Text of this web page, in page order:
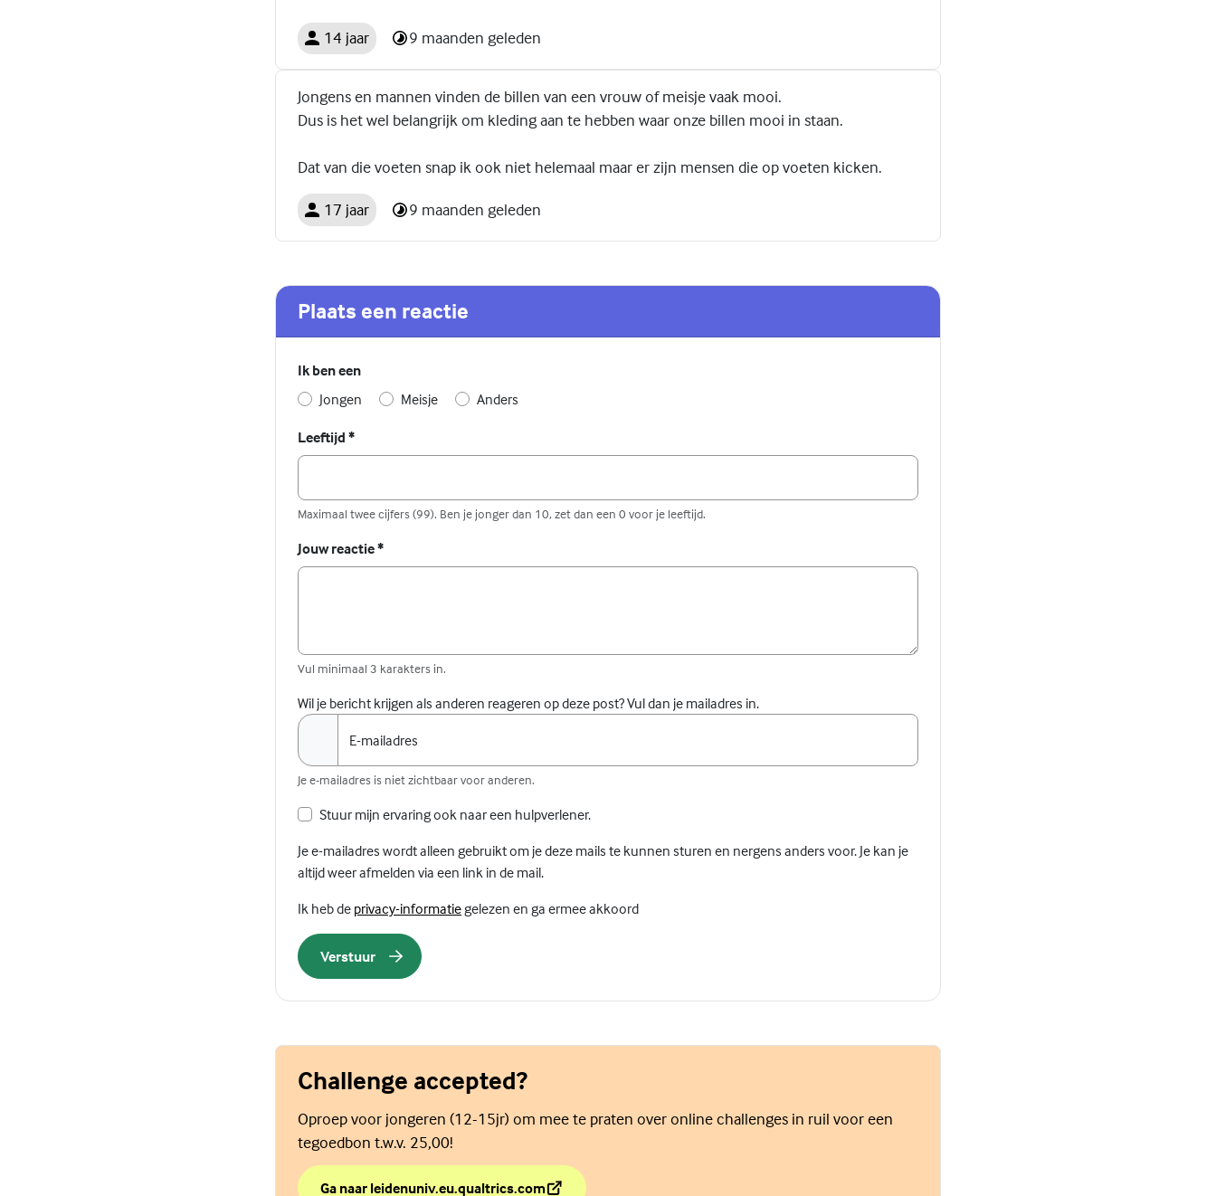
14 jaar 9 maanden geleden
Jongens en mannen vinden de billen van een vrouw of meisje vaak mooi.
Dus is het wel belangrijk om kleding aan te hebben waar onze billen mooi in staan.
Dat van die voeten snap ik ook niet helemaal maar er zijn mensen die op voeten kicken.
17 jaar 9 maanden geleden
Plaats een reactie
Ik ben een
Jongen
Meisje Anders
Leeftijd *
Maximaal twee cijfers (99). Ben je jonger dan 10, zet dan een 0 voor je leeftijd.
Jouw reactie*
Vul minimaal 3 karakters in.
Wil je bericht krijgen als anderen reageren op deze post? Vul dan je mailadres in.
E-mailadres
Je e-mailadres is niet zichtbaar voor anderen.
Stuur mijn ervaring ook naar een hulpverlener.
Je e-mailadres wordt alleen gebruikt om je deze mails te kunnen sturen en nergens anders voor. Je kan je
altijd weer afmelden via een link in de mail.
Ik heb de privacy-informatie(Externe link)
gelezen en ga ermee akkoord
Verstuur
Challenge accepted?
Oproep voor jongeren (12-15jr) om mee te praten over online challenges in ruil voor een
tegoedbon t.w.v. 25,00!
Ga naar leidenuniv.eu.qualtrics.com